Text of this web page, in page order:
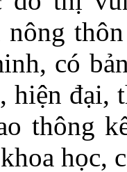
nông
có
hiện đại,
thông
học,